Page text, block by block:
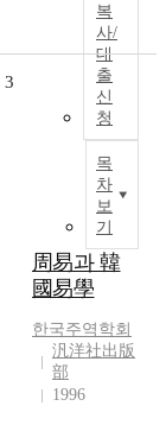
복
사/
대
출
신
청
목
차
보
기
3
周易과 韓
國易學
한국주역학회
汎洋社出版
部
1996